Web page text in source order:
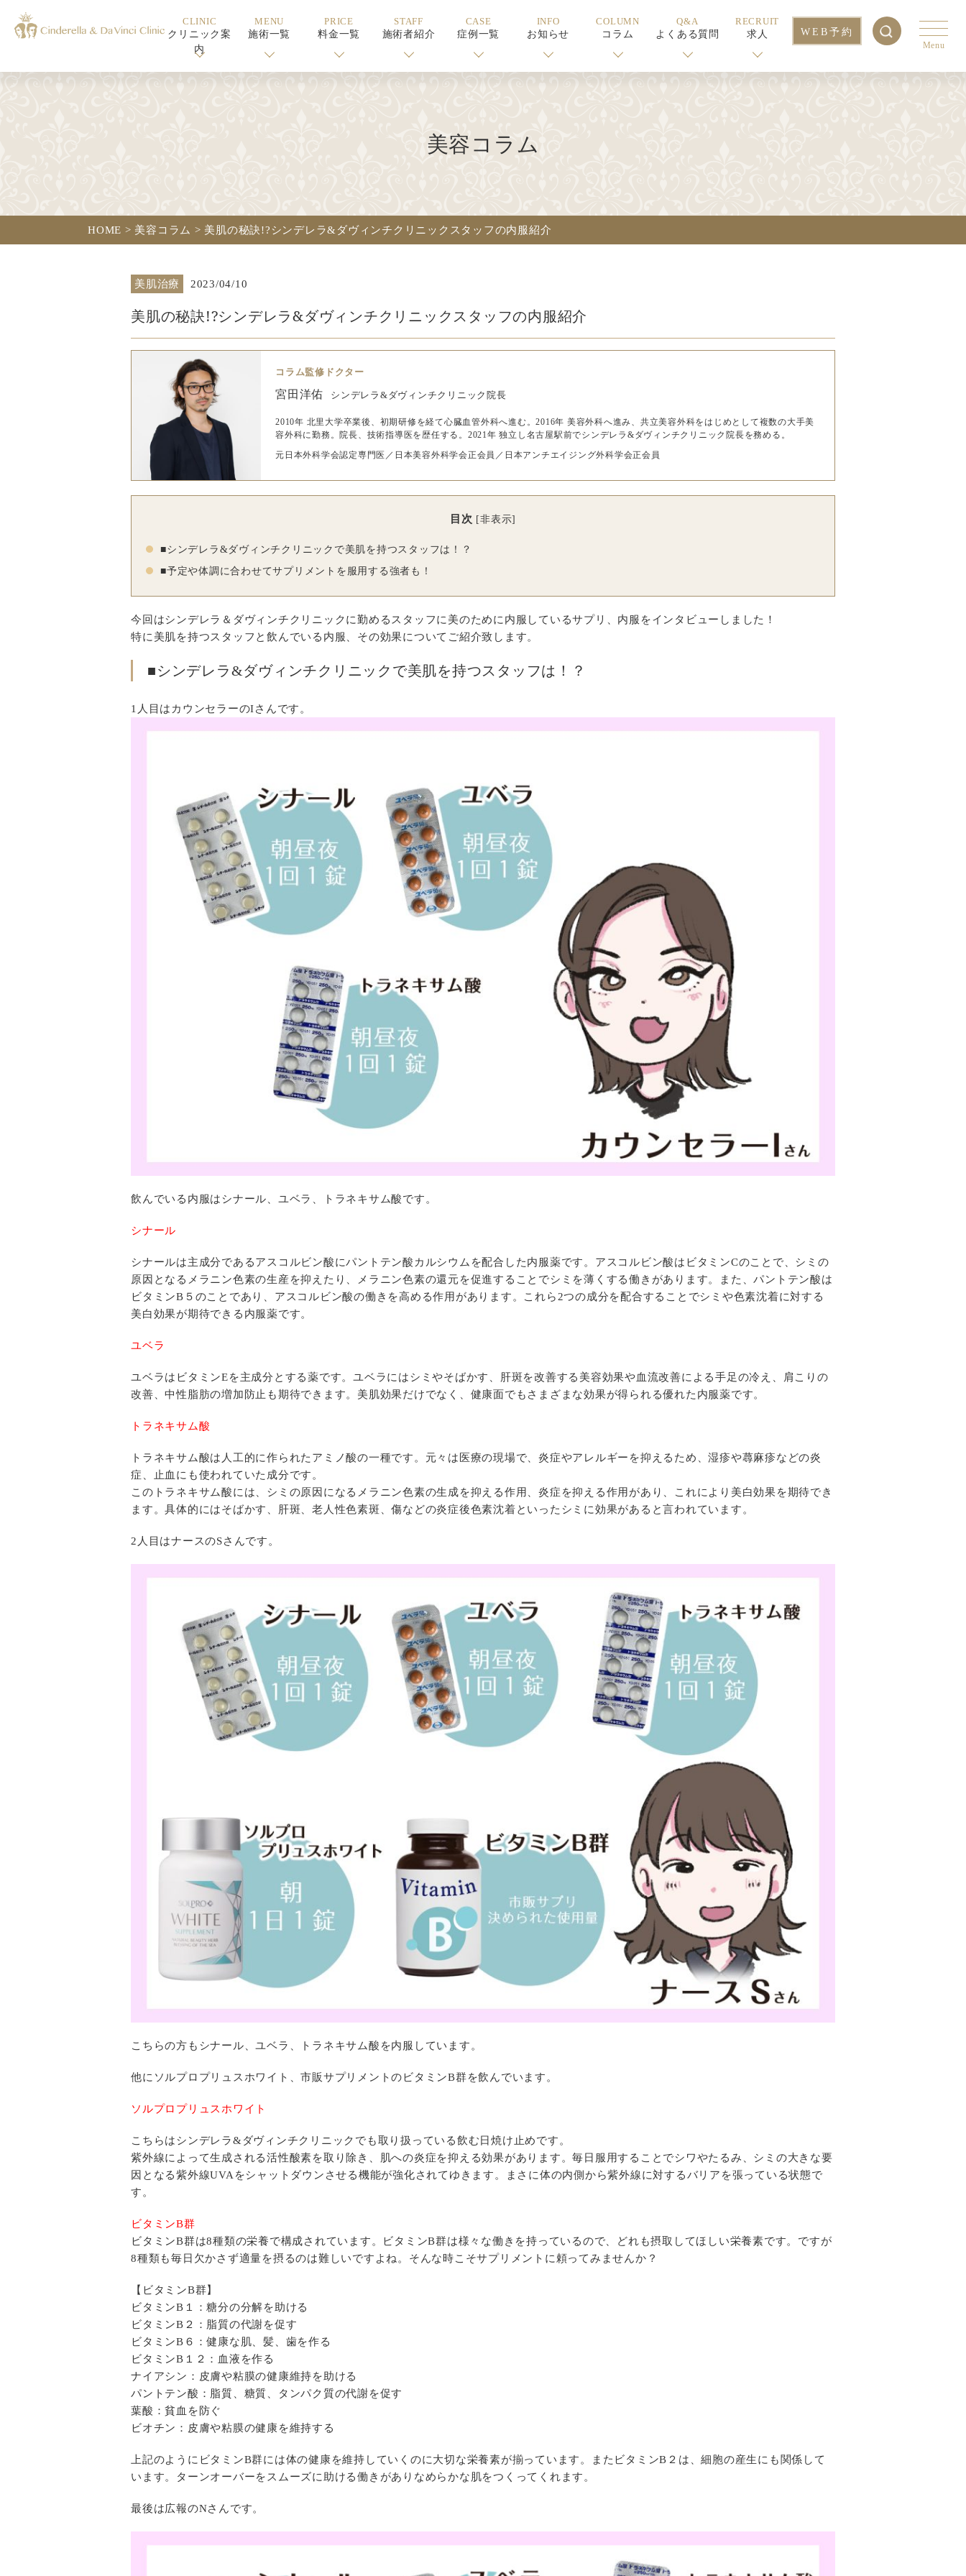
CLINIC
クリニック案
内
MENU
施術一覧
PRICE
料金一覧
STAFF
施術者紹介
CASE
症例一覧
INFO
お知らせ
COLUMN
コラム
Q&A
よくある質問
RECRUIT
求人
WEB予約
Menu
美容コラム
HOME > 美容コラム > 美肌の秘訣!?シンデレラ&ダヴィンチクリニックスタッフの内服紹介
美肌治療 2023/04/10
美肌の秘訣!?シンデレラ&ダヴィンチクリニックスタッフの内服紹介
コラム監修ドクター
宮田洋佑 シンデレラ&ダヴィンチクリニック院長
2010年 北里大学卒業後、初期研修を経て心臓血管外科へ進む。2016年 美容外科へ進み、共立美容外科をはじめとして複数の大手美
容外科に勤務。院長、技術指導医を歴任する。2021年 独立し名古屋駅前でシンデレラ&ダヴィンチクリニック院長を務める。
元日本外科学会認定専門医／日本美容外科学会正会員／日本アンチエイジング外科学会正会員
目次 [非表示]
■シンデレラ&ダヴィンチクリニックで美肌を持つスタッフは！？
■予定や体調に合わせてサプリメントを服用する強者も！
今回はシンデレラ＆ダヴィンチクリニックに勤めるスタッフに美のために内服しているサプリ、内服をインタビューしました！
特に美肌を持つスタッフと飲んでいる内服、その効果についてご紹介致します。
■シンデレラ&ダヴィンチクリニックで美肌を持つスタッフは！？
1人目はカウンセラーのIさんです。
飲んでいる内服はシナール、ユベラ、トラネキサム酸です。
シナール
シナールは主成分であるアスコルビン酸にパントテン酸カルシウムを配合した内服薬です。アスコルビン酸はビタミンCのことで、シミの
原因となるメラニン色素の生産を抑えたり、メラニン色素の還元を促進することでシミを薄くする働きがあります。また、パントテン酸は
ビタミンB５のことであり、アスコルビン酸の働きを高める作用があります。これら2つの成分を配合することでシミや色素沈着に対する
美白効果が期待できる内服薬です。
ユベラ
ユベラはビタミンEを主成分とする薬です。ユベラにはシミやそばかす、肝斑を改善する美容効果や血流改善による手足の冷え、肩こりの
改善、中性脂肪の増加防止も期待できます。美肌効果だけでなく、健康面でもさまざまな効果が得られる優れた内服薬です。
トラネキサム酸
トラネキサム酸は人工的に作られたアミノ酸の一種です。元々は医療の現場で、炎症やアレルギーを抑えるため、湿疹や蕁麻疹などの炎
症、止血にも使われていた成分です。
このトラネキサム酸には、シミの原因になるメラニン色素の生成を抑える作用、炎症を抑える作用があり、これにより美白効果を期待でき
ます。具体的にはそばかす、肝斑、老人性色素斑、傷などの炎症後色素沈着といったシミに効果があると言われています。
2人目はナースのSさんです。
こちらの方もシナール、ユベラ、トラネキサム酸を内服しています。
他にソルプロプリュスホワイト、市販サプリメントのビタミンB群を飲んでいます。
ソルプロプリュスホワイト
こちらはシンデレラ&ダヴィンチクリニックでも取り扱っている飲む日焼け止めです。
紫外線によって生成される活性酸素を取り除き、肌への炎症を抑える効果があります。毎日服用することでシワやたるみ、シミの大きな要
因となる紫外線UVAをシャットダウンさせる機能が強化されてゆきます。まさに体の内側から紫外線に対するバリアを張っている状態で
す。
ビタミンB群
ビタミンB群は8種類の栄養で構成されています。ビタミンB群は様々な働きを持っているので、どれも摂取してほしい栄養素です。ですが
8種類も毎日欠かさず適量を摂るのは難しいですよね。そんな時こそサプリメントに頼ってみませんか？
【ビタミンB群】
ビタミンB１：糖分の分解を助ける
ビタミンB２：脂質の代謝を促す
ビタミンB６：健康な肌、髪、歯を作る
ビタミンB１２：血液を作る
ナイアシン：皮膚や粘膜の健康維持を助ける
パントテン酸：脂質、糖質、タンパク質の代謝を促す
葉酸：貧血を防ぐ
ビオチン：皮膚や粘膜の健康を維持する
上記のようにビタミンB群には体の健康を維持していくのに大切な栄養素が揃っています。またビタミンB２は、細胞の産生にも関係して
います。ターンオーバーをスムーズに助ける働きがありなめらかな肌をつくってくれます。
最後は広報のNさんです。